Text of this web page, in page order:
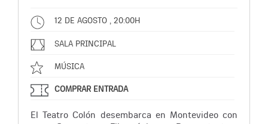
12 DE AGOSTO , 20:00H
SALA PRINCIPAL
MÚSICA
COMPRAR ENTRADA
El Teatro Colón desembarca en Montevideo con